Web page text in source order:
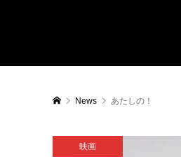
News あたしの！
映画